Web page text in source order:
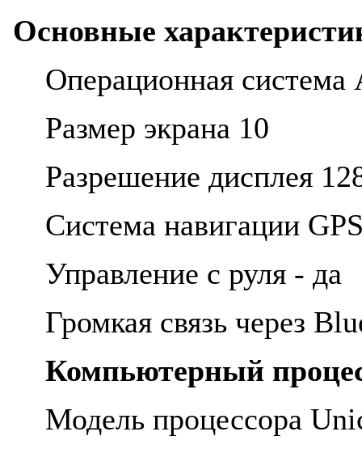
Основные
Операционная система
Размер экрана 10
Разрешение дисплея
Система навигации
Управление с руля - да
Громкая связь через
Компьютерный
Модель процессора